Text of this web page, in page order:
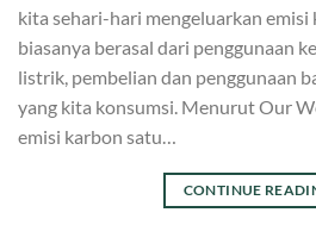
kita sehari-hari mengeluarkan
biasanya berasal dari penggunaan
listrik, pembelian dan penggunaan
yang kita konsumsi. Menurut Our
emisi karbon satu…
CONTINUE